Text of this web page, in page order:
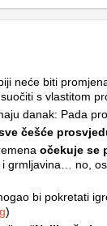
neće biti
s vlastitom
danak: Pada
češće
očekuje se
i grmljavina… no,
bi pokretati
)